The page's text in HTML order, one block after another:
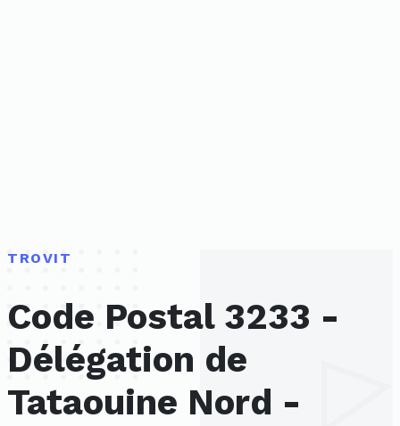
TROVIT
Code Postal 3233 -
Délégation de
Tataouine Nord -